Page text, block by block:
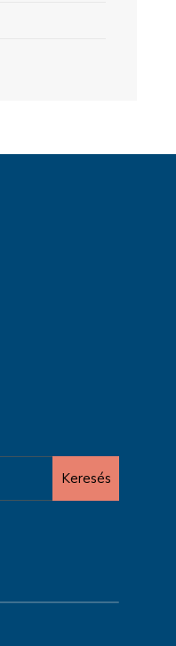
Keresés